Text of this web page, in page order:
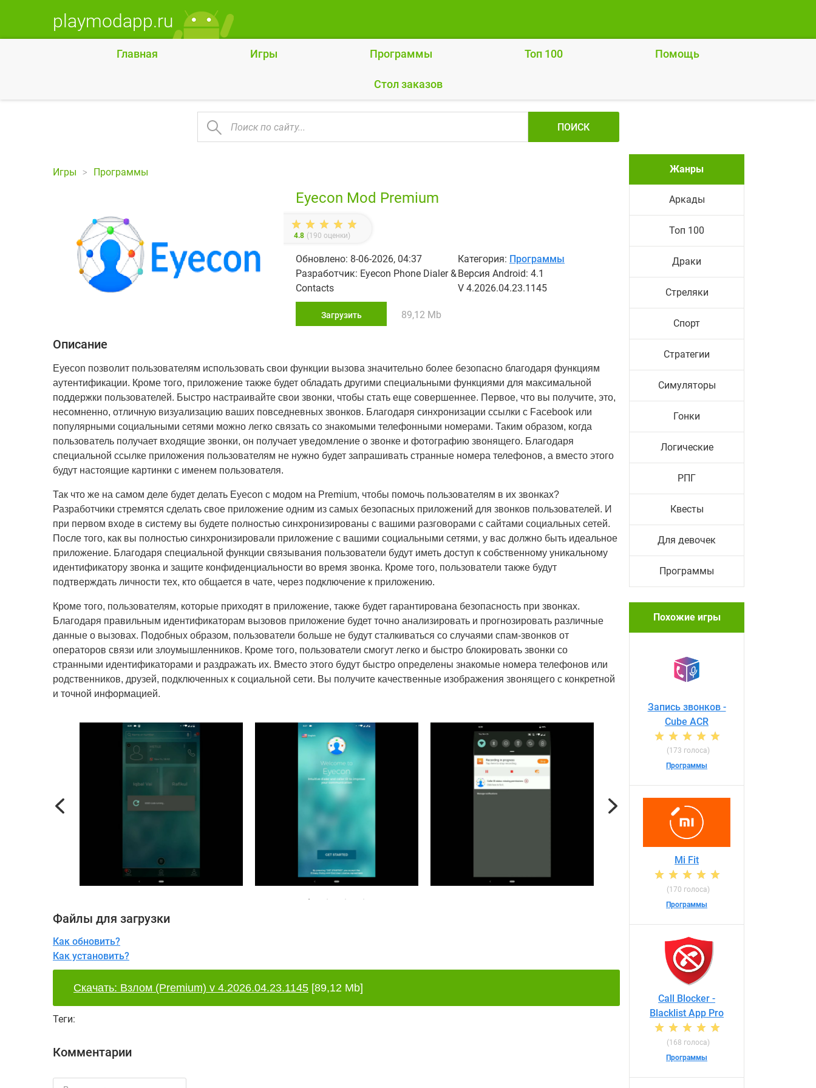
playmodapp.ru
Главная Игры Программы Топ 100 Помощь
Cтол заказов
ПОИСК
Игры Программы
Eyecon Mod Premium
4.8 (190 оценки)
Обновлено: 8-06-2026, 04:37 Категория: Программы
Разработчик: Eyecon Phone Dialer &
Contacts
Версия Android: 4.1
V 4.2026.04.23.1145
Загрузить 89,12 Mb
Описание
Eyecon позволит пользователям использовать свои функции вызова значительно более безопасно благодаря функциям
аутентификации. Кроме того, приложение также будет обладать другими специальными функциями для максимальной
поддержки пользователей. Быстро настраивайте свои звонки, чтобы стать еще совершеннее. Первое, что вы получите, это,
несомненно, отличную визуализацию ваших повседневных звонков. Благодаря синхронизации ссылки с Facebook или
популярными социальными сетями можно легко связать со знакомыми телефонными номерами. Таким образом, когда
пользователь получает входящие звонки, он получает уведомление о звонке и фотографию звонящего. Благодаря
специальной ссылке приложения пользователям не нужно будет запрашивать странные номера телефонов, а вместо этого
будут настоящие картинки с именем пользователя.
Так что же на самом деле будет делать Eyecon с модом на Premium, чтобы помочь пользователям в их звонках?
Разработчики стремятся сделать свое приложение одним из самых безопасных приложений для звонков пользователей. И
при первом входе в систему вы будете полностью синхронизированы с вашими разговорами с сайтами социальных сетей.
После того, как вы полностью синхронизировали приложение с вашими социальными сетями, у вас должно быть идеальное
приложение. Благодаря специальной функции связывания пользователи будут иметь доступ к собственному уникальному
идентификатору звонка и защите конфиденциальности во время звонка. Кроме того, пользователи также будут
подтверждать личности тех, кто общается в чате, через подключение к приложению.
Кроме того, пользователям, которые приходят в приложение, также будет гарантирована безопасность при звонках.
Благодаря правильным идентификаторам вызовов приложение будет точно анализировать и прогнозировать различные
данные о вызовах. Подобных образом, пользователи больше не будут сталкиваться со случаями спам-звонков от
операторов связи или злоумышленников. Кроме того, пользователи смогут легко и быстро блокировать звонки со
странными идентификаторами и раздражать их. Вместо этого будут быстро определены знакомые номера телефонов или
родственников, друзей, подключенных к социальной сети. Вы получите качественные изображения звонящего с конкретной
и точной информацией.
Previous Next
Файлы для загрузки
Как обновить?
Как установить?
Скачать: Взлом (Premium) v 4.2026.04.23.1145 [89,12 Mb]
Теги:
Комментарии
Жанры
Аркады
Топ 100
Драки
Стреляки
Спорт
Стратегии
Симуляторы
Гонки
Логические
РПГ
Квесты
Для девочек
Программы
Похожие игры
Запись звонков -
Cube ACR
(173 голоса)
Программы
Mi Fit
(170 голоса)
Программы
Call Blocker -
Blacklist App Pro
(168 голоса)
Программы